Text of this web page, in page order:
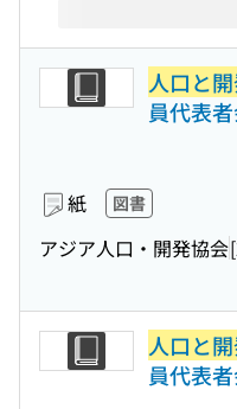
人口と
員代表
紙 図書
アジア人口・開発協会
人口と
員代表